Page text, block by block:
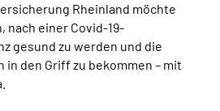
Rheinland möchte
nach einer Covid-19-
gesund zu werden und die
den Griff zu bekommen – mit